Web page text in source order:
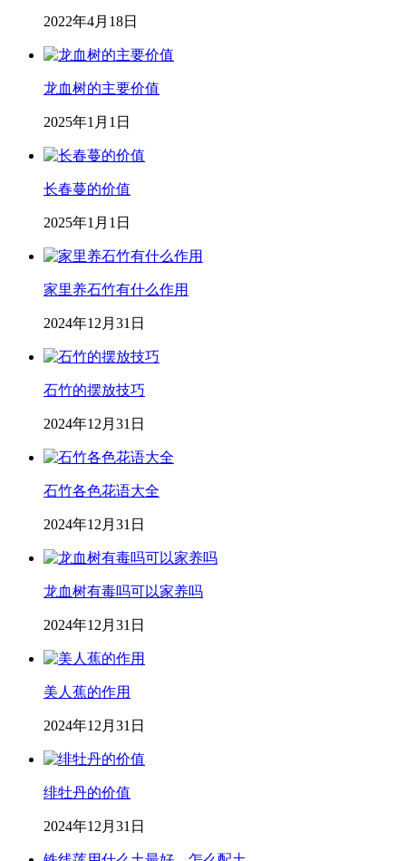
2022年4月18日
龙血树的主要价值
2025年1月1日
长春蔓的价值
2025年1月1日
家里养石竹有什么作用
2024年12月31日
石竹的摆放技巧
2024年12月31日
石竹各色花语大全
2024年12月31日
龙血树有毒吗可以家养吗
2024年12月31日
美人蕉的作用
2024年12月31日
绯牡丹的价值
2024年12月31日